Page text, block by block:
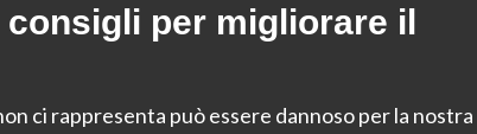
per migliorare il
ci rappresenta può essere dannoso per la nostra